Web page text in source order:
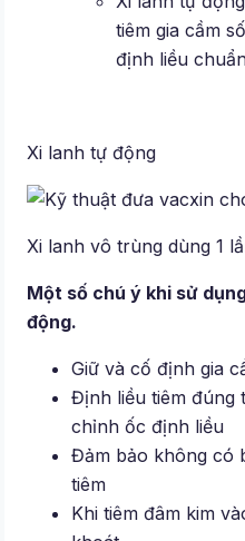
tiêm gia cầm
định liều
Xi lanh tự động
Xi lanh vô trùng dùng 1
Một số chú ý khi sử
động.
Giữ và cố định gia
Định liều tiêm đúng
chỉnh ốc định liều
Đảm bảo không có
tiêm
Khi tiêm đâm kim